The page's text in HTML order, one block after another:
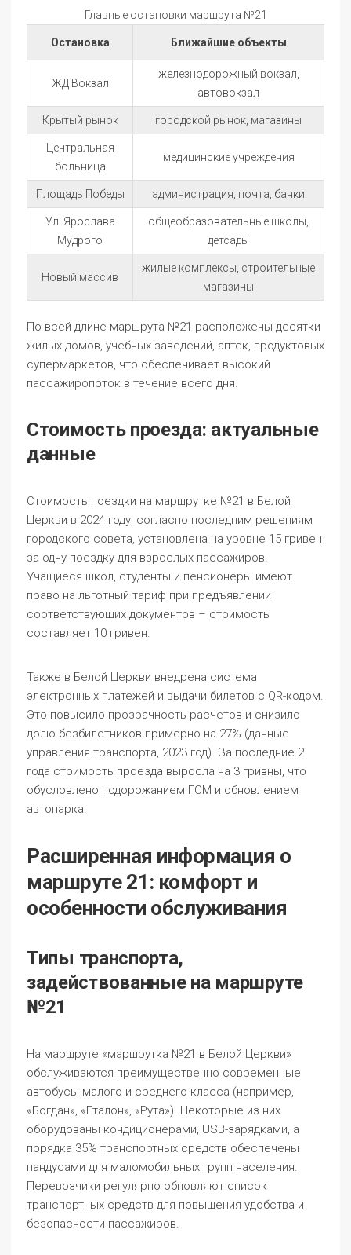
Главные остановки маршрута №21
Остановка Ближайшие объекты
ЖД Вокзал
железнодорожный вокзал,
автовокзал
Крытый рынок городской рынок, магазины
Центральная
больница
медицинские учреждения
Площадь Победы администрация, почта, банки
Ул. Ярослава
Мудрого
общеобразовательные школы,
детсады
Новый массив
жилые комплексы, строительные
магазины
По всей длине маршрута №21 расположены десятки
жилых домов, учебных заведений, аптек, продуктовых
супермаркетов, что обеспечивает высокий
пассажиропоток в течение всего дня.
Стоимость проезда: актуальные
данные
Стоимость поездки на маршрутке №21 в Белой
Церкви в 2024 году, согласно последним решениям
городского совета, установлена на уровне 15 гривен
за одну поездку для взрослых пассажиров.
Учащиеся школ, студенты и пенсионеры имеют
право на льготный тариф при предъявлении
соответствующих документов – стоимость
составляет 10 гривен.
Также в Белой Церкви внедрена система
электронных платежей и выдачи билетов с QR-кодом.
Это повысило прозрачность расчетов и снизило
долю безбилетников примерно на 27% (данные
управления транспорта, 2023 год). За последние 2
года стоимость проезда выросла на 3 гривны, что
обусловлено подорожанием ГСМ и обновлением
автопарка.
Расширенная информация о
маршруте 21: комфорт и
особенности обслуживания
Типы транспорта,
задействованные на маршруте
№21
На маршруте «маршрутка №21 в Белой Церкви»
обслуживаются преимущественно современные
автобусы малого и среднего класса (например,
«Богдан», «Еталон», «Рута»). Некоторые из них
оборудованы кондиционерами, USB-зарядками, а
порядка 35% транспортных средств обеспечены
пандусами для маломобильных групп населения.
Перевозчики регулярно обновляют список
транспортных средств для повышения удобства и
безопасности пассажиров.